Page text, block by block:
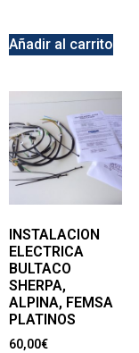
Añadir al carrito
INSTALACION
ELECTRICA
BULTACO
SHERPA,
ALPINA, FEMSA
PLATINOS
60,00€